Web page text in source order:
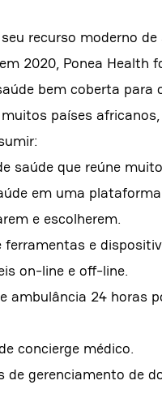
recurso moderno de
2020, Ponea Health
bem coberta para
países
saúde que reúne
em uma
e escolherem.
ferramentas e
on-line e off-line.
ambulância 24 horas
concierge médico.
de gerenciamento de